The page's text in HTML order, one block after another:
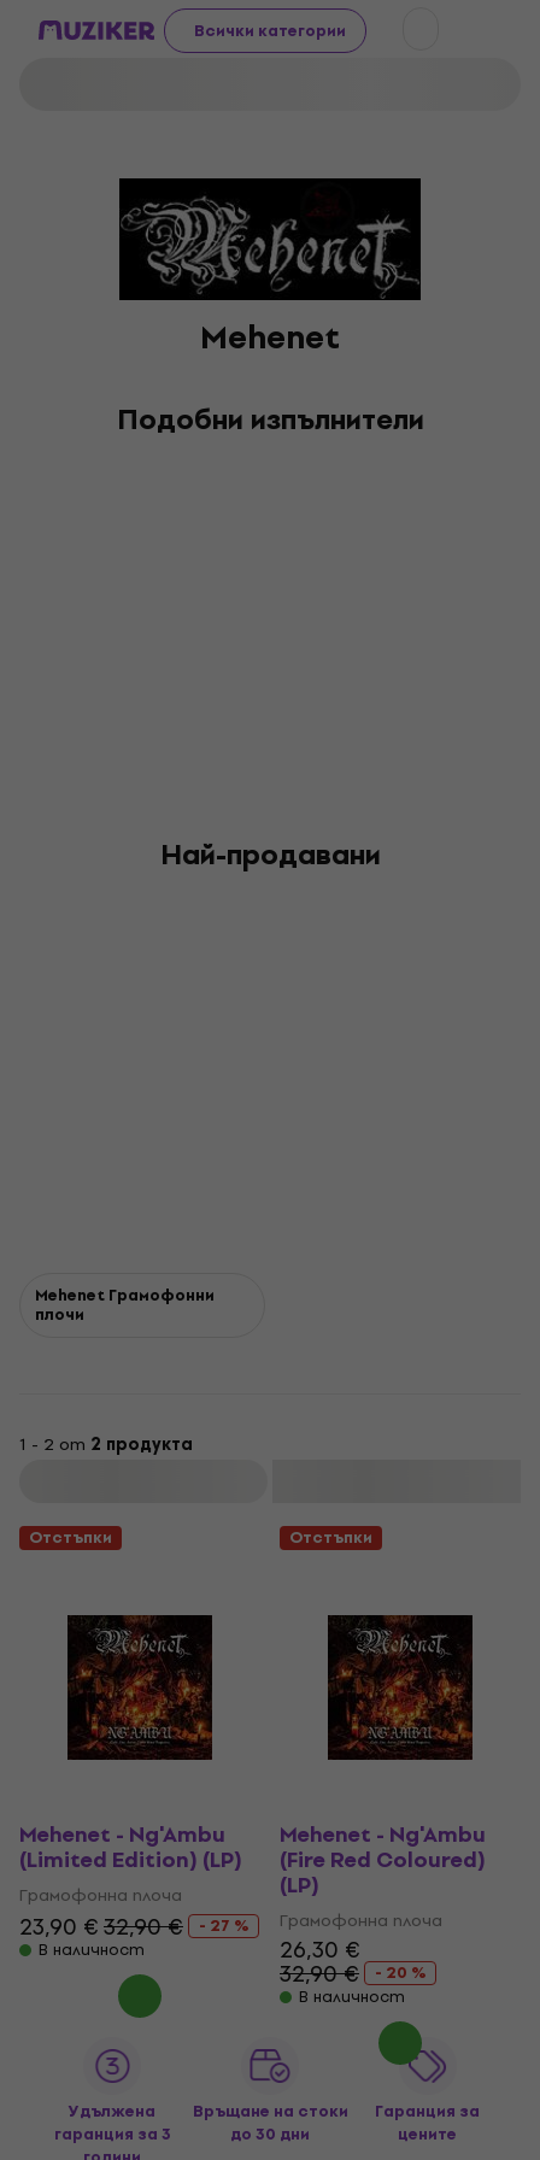
Всички категории
Mehenet
Подобни изпълнители
Най-продавани
Mehenet Грамофонни
плочи
1 - 2 от 2 продукта
Отстъпки
Mehenet - Ng'Ambu
(Limited Edition) (LP)
Грамофонна плоча
23,90 €32,90 €
- 27 %
В наличност
Отстъпки
Mehenet - Ng'Ambu
(Fire Red Coloured)
(LP)
Грамофонна плоча
26,30 €
32,90 €
- 20 %
В наличност
Удължена
гаранция за 3
Връщане на стоки
до 30 дни
Гаранция за
цените